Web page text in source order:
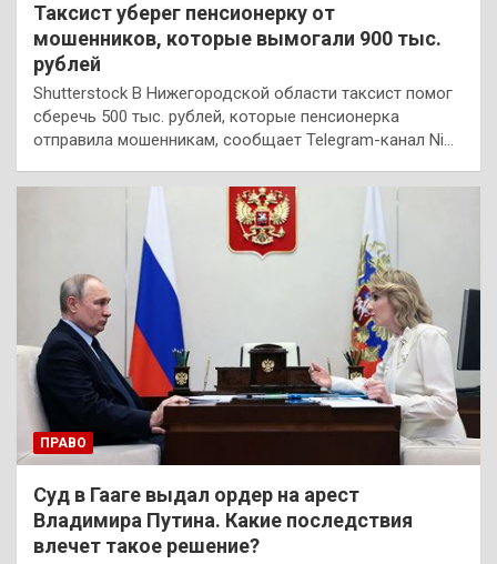
Таксист уберег пенсионерку от
мошенников, которые вымогали 900 тыс.
рублей
Shutterstock В Нижегородской области таксист помог
сберечь 500 тыс. рублей, которые пенсионерка
отправила мошенникам, сообщает Telegram-канал Ni…
ПРАВО
Суд в Гааге выдал ордер на арест
Владимира Путина. Какие последствия
влечет такое решение?